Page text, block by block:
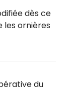
dès ce
les ornières
du